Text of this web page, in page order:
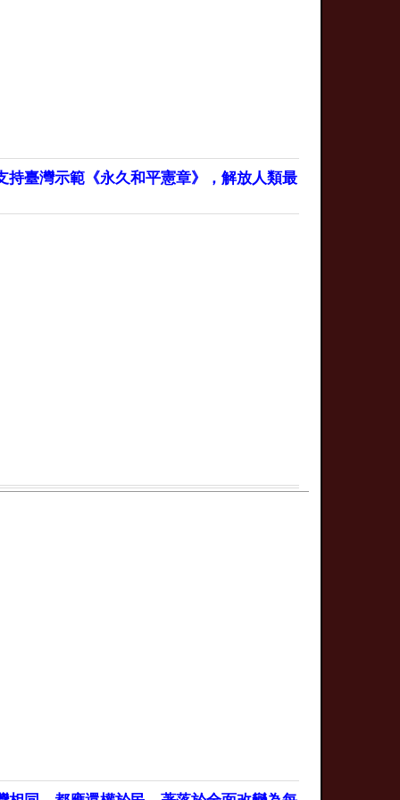
臺灣示範《永久和平憲章》，解放人類最